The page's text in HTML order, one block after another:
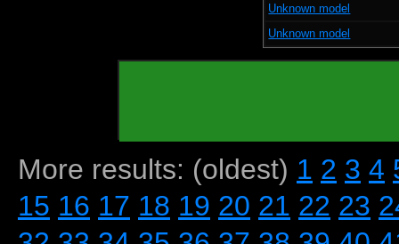
Unknown model
Unknown model
More results: (oldest) 1 2 3 4
15 16 17 18 19 20 21 22 23